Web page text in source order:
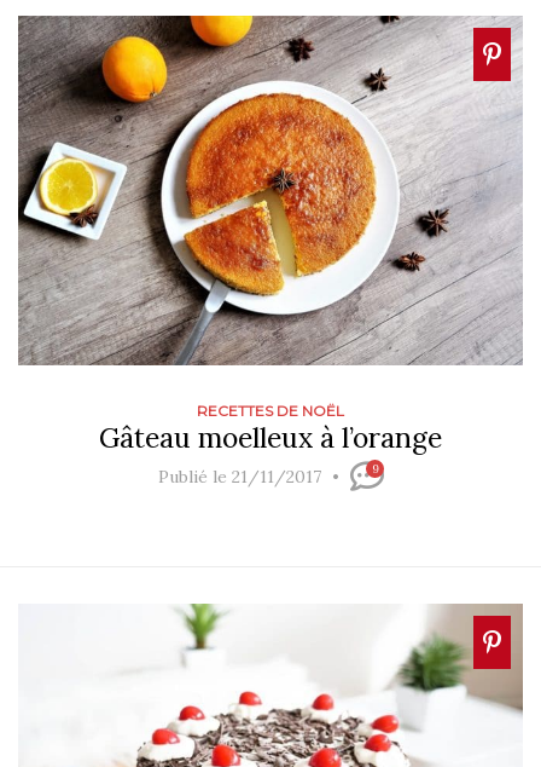
RECETTES DE NOËL
Gâteau moelleux à l’orange
Publié le 21/11/2017 9